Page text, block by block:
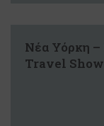
Νέα Υόρκη
Travel Show